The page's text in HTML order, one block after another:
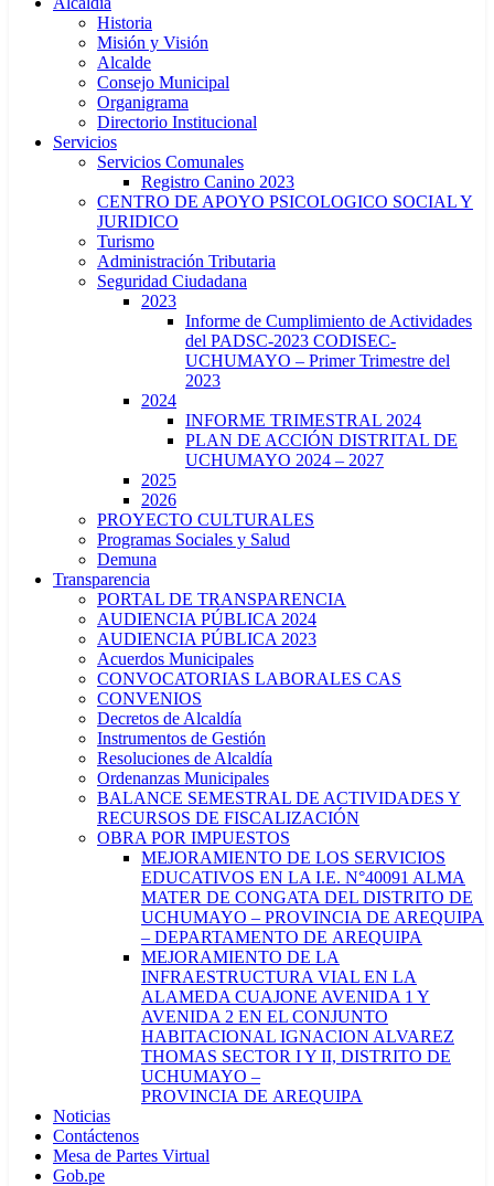
Historia
Misión y Visión
Alcalde
Consejo Municipal
Organigrama
Directorio Institucional
Servicios
Servicios Comunales
Registro Canino 2023
CENTRO DE APOYO PSICOLOGICO SOCIAL Y
JURIDICO
Turismo
Administración Tributaria
Seguridad Ciudadana
2023
Informe de Cumplimiento de Actividades
del PADSC-2023 CODISEC-
UCHUMAYO – Primer Trimestre del
2023
2024
INFORME TRIMESTRAL 2024
PLAN DE ACCIÓN DISTRITAL DE
UCHUMAYO 2024 – 2027
2025
2026
PROYECTO CULTURALES
Programas Sociales y Salud
Demuna
Transparencia
PORTAL DE TRANSPARENCIA
AUDIENCIA PÚBLICA 2024
AUDIENCIA PÚBLICA 2023
Acuerdos Municipales
CONVOCATORIAS LABORALES CAS
CONVENIOS
Decretos de Alcaldía
Instrumentos de Gestión
Resoluciones de Alcaldía
Ordenanzas Municipales
BALANCE SEMESTRAL DE ACTIVIDADES Y
RECURSOS DE FISCALIZACIÓN
OBRA POR IMPUESTOS
MEJORAMIENTO DE LOS SERVICIOS
EDUCATIVOS EN LA I.E. N°40091 ALMA
MATER DE CONGATA DEL DISTRITO DE
UCHUMAYO – PROVINCIA DE AREQUIPA
– DEPARTAMENTO DE AREQUIPA
MEJORAMIENTO DE LA
INFRAESTRUCTURA VIAL EN LA
ALAMEDA CUAJONE AVENIDA 1 Y
AVENIDA 2 EN EL CONJUNTO
HABITACIONAL IGNACION ALVAREZ
THOMAS SECTOR I Y II, DISTRITO DE
UCHUMAYO –
PROVINCIA DE AREQUIPA
Noticias
Contáctenos
Mesa de Partes Virtual
Gob.pe